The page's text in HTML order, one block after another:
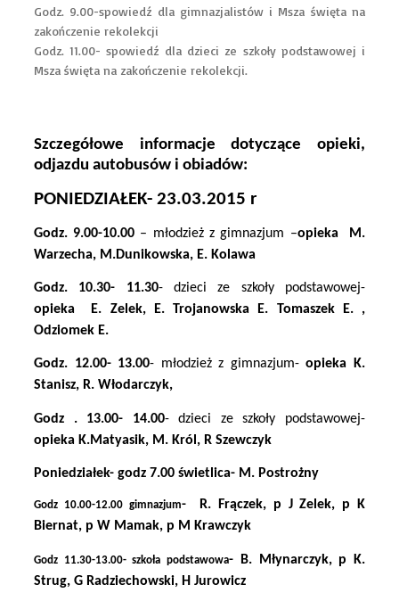
Godz. 9.00-spowiedź dla gimnazjalistów i Msza święta na
zakończenie rekolekcji
Godz. 11.00- spowiedź dla dzieci ze szkoły podstawowej i
Msza święta na zakończenie rekolekcji.
Szczegółowe informacje dotyczące opieki,
odjazdu autobusów i obiadów:
PONIEDZIAŁEK- 23.03.2015 r
Godz. 9.00-10.00 – młodzież z gimnazjum –opieka
M.
Warzecha, M.Dunikowska, E. Kolawa
Godz. 10.30- 11.30- dzieci ze szkoły podstawowej-
opieka
E. Zelek, E. Trojanowska E. Tomaszek E. ,
Odziomek E.
Godz. 12.00- 13.00- młodzież z gimnazjum-opieka K.
Stanisz, R. Włodarczyk,
Godz . 13.00- 14.00- dzieci ze szkoły podstawowej-
opieka K.Matyasik, M. Król, R Szewczyk
Poniedziałek- godz 7.00 świetlica- M. Postrożny
Godz 10.00-12.00 gimnazjum-
R. Frączek, p J Zelek, p K
Biernat, p W Mamak, p M Krawczyk
Godz 11.30-13.00- szkoła podstawowa- B. Młynarczyk, p K.
Strug, G Radziechowski, H Jurowicz